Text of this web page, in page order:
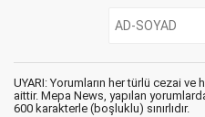
UYARI: Yorumların her türlü cezai
aittir. Mepa News, yapılan
600 karakterle (boşluklu) sınırlıdır.